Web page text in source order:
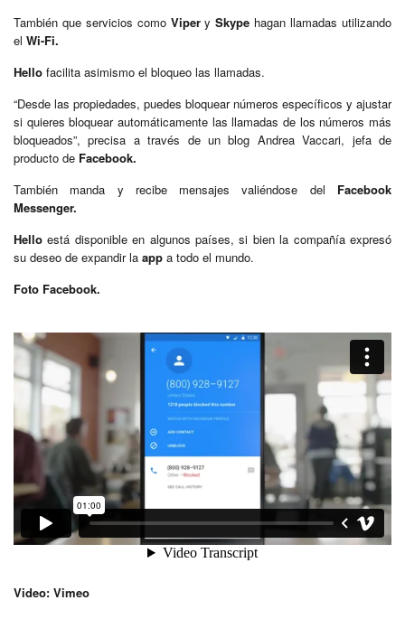
También que servicios como ViperySkype hagan llamadas utilizando
el Wi-Fi.
Hello facilita asimismo el bloqueo las llamadas.
“Desde las propiedades, puedes bloquear números específicos y ajustar
si quieres bloquear automáticamente las llamadas de los números más
bloqueados”, precisa a través de un blog Andrea Vaccari, jefa de
producto de Facebook.
También manda y recibe mensajes valiéndose del Facebook
Messenger.
Hello está disponible en algunos países, si bien la compañía expresó
su deseo de expandir la app a todo el mundo.
Foto Facebook.
Video: Vimeo